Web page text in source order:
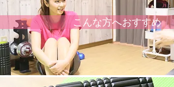
こんな方へおすすめ